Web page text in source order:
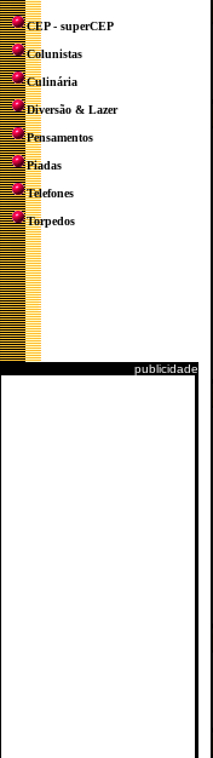
CEP - superCEP
Colunistas
Culinária
Diversão & Lazer
Pensamentos
Piadas
Telefones
Torpedos
publicidade